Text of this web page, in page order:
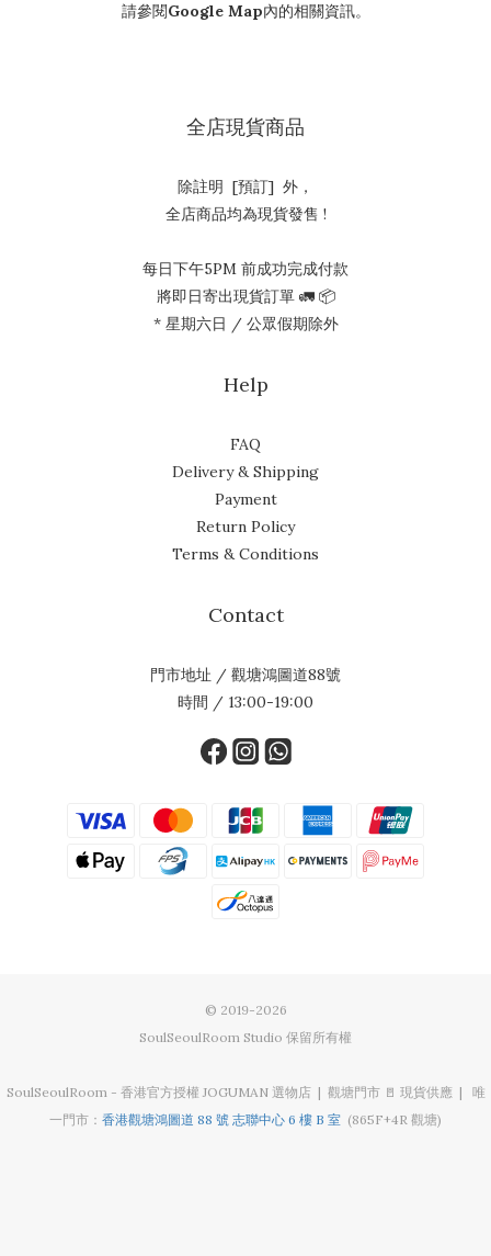
請參閱Google Map內的相關資訊。
全店現貨商品
除註明 [預訂] 外，
全店商品均為現貨發售 !
每日下午5PM 前成功完成付款
將即日寄出現貨訂單 🚛 📦
* 星期六日 / 公眾假期除外
Help
FAQ
Delivery & Shipping
Payment
Return Policy
Terms & Conditions
Contact
門市地址 / 觀塘鴻圖道88號
時間 / 13:00-19:00
© 2019-2026
SoulSeoulRoom Studio 保留所有權
SoulSeoulRoom - 香港官方授權 JOGUMAN 選物店 | 觀塘門市 🚪 現貨供應 | 唯
一門市： 香港觀塘鴻圖道 88 號 志聯中心 6 樓 B 室 (865F+4R 觀塘)